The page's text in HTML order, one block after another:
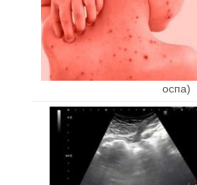
оспа)